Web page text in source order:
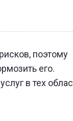
поэтому
его.
в тех